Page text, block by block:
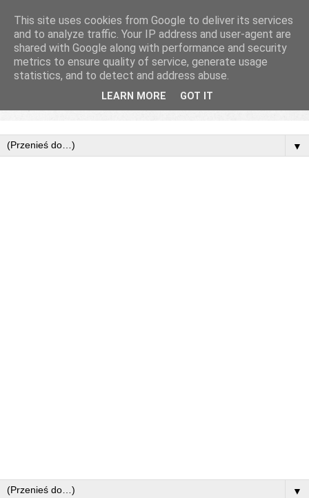
▼
▼
This site uses cookies from Google to deliver its services
and to analyze traffic. Your IP address and user-agent are
shared with Google along with performance and security
metrics to ensure quality of service, generate usage
statistics, and to detect and address abuse.
LEARN MORE GOT IT